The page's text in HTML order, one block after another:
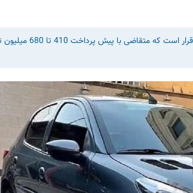
جزئیات فروش اقساطی 207 دنده‌ای پانوراما در اردیبهشت 1403 از این